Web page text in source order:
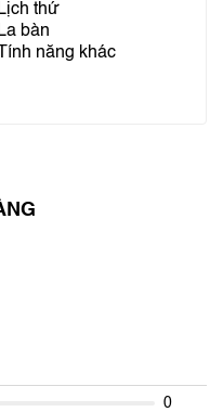
Lịch thứ
La bàn
Tính năng khác
0